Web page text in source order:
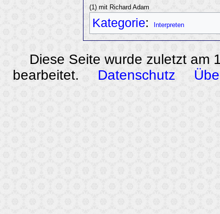
(1) mit Richard Adam
Kategorie: Interpreten
Diese Seite wurde zuletzt am
bearbeitet.
Datenschutz